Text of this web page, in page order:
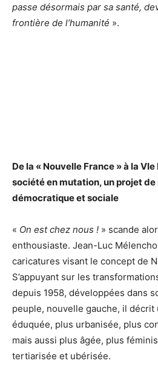
passe désormais par sa santé,
frontière de l’humanité ».
De la « Nouvelle France » à la
société en mutation, un projet
démocratique et sociale
« On est chez nous ! » scande
enthousiaste. Jean-Luc
caricatures visant le concept de
S’appuyant sur les
depuis 1958, développées dans
peuple, nouvelle gauche, il décrit
éduquée, plus urbanisée, plus
mais aussi plus âgée, plus
tertiarisée et ubérisée.